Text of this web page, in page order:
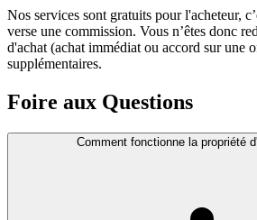
Nos services sont gratuits pour l'acheteur,
verse une commission. Vous n’êtes donc
d'achat (achat immédiat ou accord sur une
supplémentaires.
Foire aux Questions
Comment fonctionne la propriété